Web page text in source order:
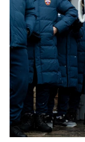
Новогодний
27 ДЕКАБРЯ 2025